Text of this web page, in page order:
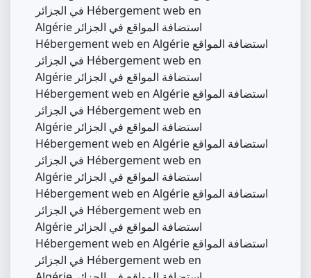
في الجزائر Hébergement web en
Algérie استضافة المواقع في الجزائر
Hébergement web en Algérie استضافة المواقع
في الجزائر Hébergement web en
Algérie استضافة المواقع في الجزائر
Hébergement web en Algérie استضافة المواقع
في الجزائر Hébergement web en
Algérie استضافة المواقع في الجزائر
Hébergement web en Algérie استضافة المواقع
في الجزائر Hébergement web en
Algérie استضافة المواقع في الجزائر
Hébergement web en Algérie استضافة المواقع
في الجزائر Hébergement web en
Algérie استضافة المواقع في الجزائر
Hébergement web en Algérie استضافة المواقع
في الجزائر Hébergement web en